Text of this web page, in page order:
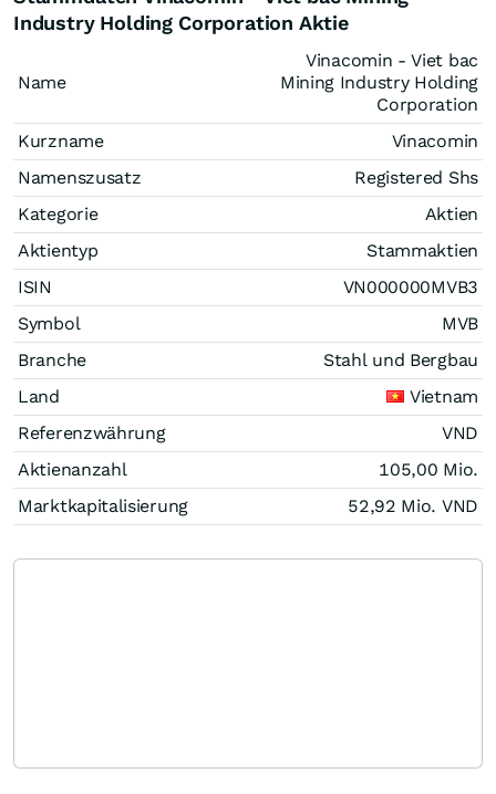
Industry Holding Corporation Aktie
Name
Vinacomin - Viet bac
Mining Industry Holding
Corporation
Kurzname
Vinacomin
Namenszusatz
Registered Shs
Kategorie
Aktien
Aktientyp
Stammaktien
ISIN
VN000000MVB3
Symbol
MVB
Branche
Stahl und Bergbau
Land
Vietnam
Referenzwährung
VND
Aktienanzahl
105,00 Mio.
Marktkapitalisierung
52,92 Mio. VND